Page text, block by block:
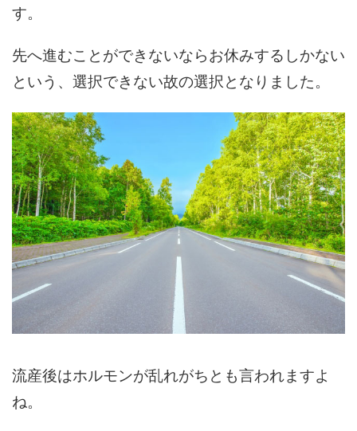
す。
先へ進むことができないならお休みするしかない
という、選択できない故の選択となりました。
流産後はホルモンが乱れがちとも言われますよ
ね。